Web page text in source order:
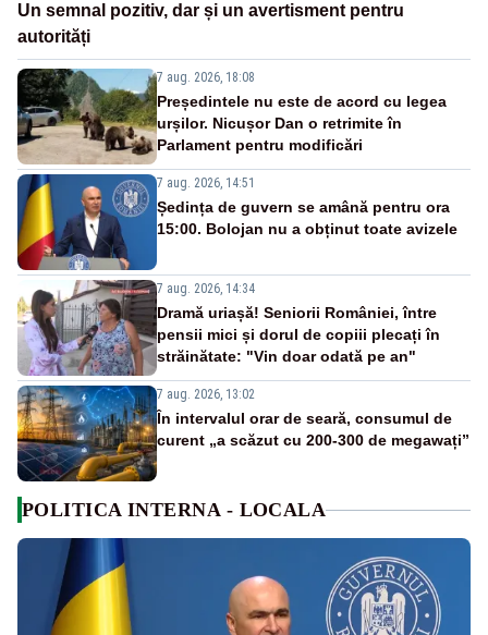
Un semnal pozitiv, dar și un avertisment pentru
autorități
7 aug. 2026, 18:08
Președintele nu este de acord cu legea
urșilor. Nicușor Dan o retrimite în
Parlament pentru modificări
7 aug. 2026, 14:51
Ședința de guvern se amână pentru ora
15:00. Bolojan nu a obținut toate avizele
7 aug. 2026, 14:34
Dramă uriașă! Seniorii României, între
pensii mici și dorul de copiii plecați în
străinătate: "Vin doar odată pe an"
7 aug. 2026, 13:02
În intervalul orar de seară, consumul de
curent „a scăzut cu 200-300 de megawați”
POLITICA INTERNA - LOCALA